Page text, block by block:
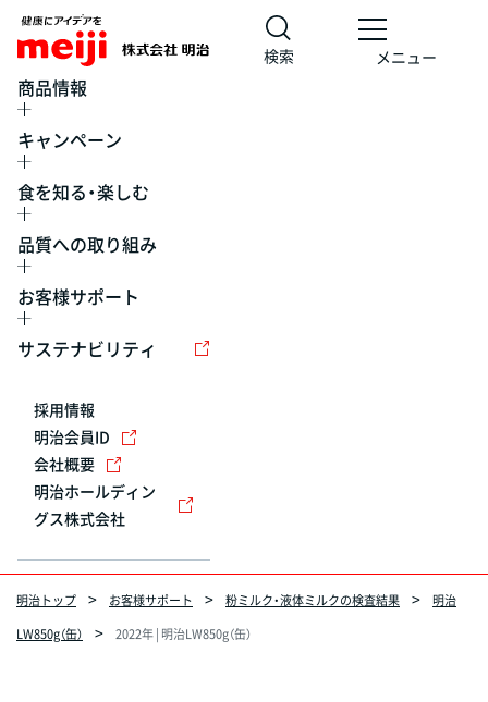
検索 メニュー
商品情報
キャンペーン
食を知る・楽しむ
品質への取り組み
お客様サポート
サステナビリティ
採用情報
明治会員ID
会社概要
明治ホールディン
グス株式会社
明治トップ お客様サポート 粉ミルク・液体ミルクの検査結果
明治
LW850g（缶）
2022年 | 明治LW850g（缶）